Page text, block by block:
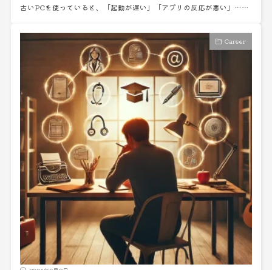
古いPCを使っていると、「起動が遅い」「アプリの反応が悪い」……
Career